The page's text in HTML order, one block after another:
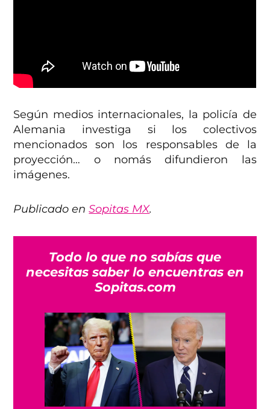
Según medios internacionales, la policía de
Alemania investiga si los colectivos
mencionados son los responsables de la
proyección… o nomás difundieron las
imágenes.
Publicado enSopitas MX.
Todo lo que no sabías que
necesitas saber lo encuentras en
Sopitas.com